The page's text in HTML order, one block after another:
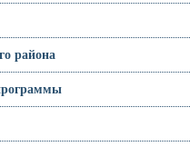
района